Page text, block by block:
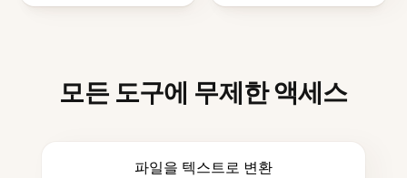
모든 도구에 무제한 액세스
파일을 텍스트로 변환